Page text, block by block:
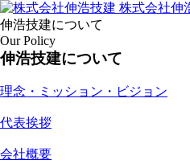
株式会社伸
伸浩技建について
Our Policy
伸浩技建について
理念・ミッション・ビジョン
代表挨拶
会社概要